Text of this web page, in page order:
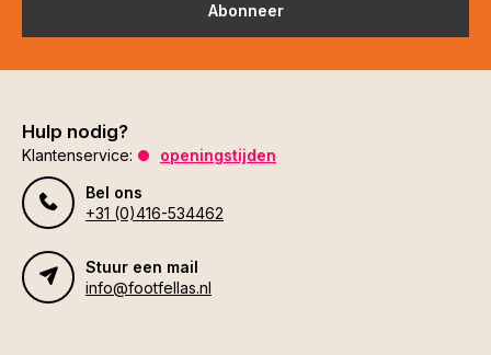
Abonneer
Hulp nodig?
Klantenservice:
openingstijden
Bel ons
+31 (0)416-534462
Stuur een mail
info@footfellas.nl